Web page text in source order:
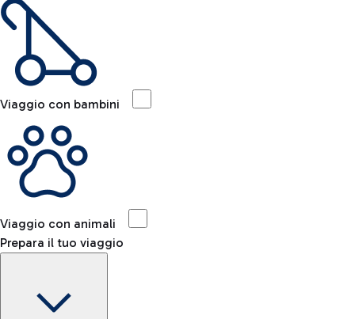
Viaggio con bambini
Viaggio con animali
Prepara il tuo viaggio